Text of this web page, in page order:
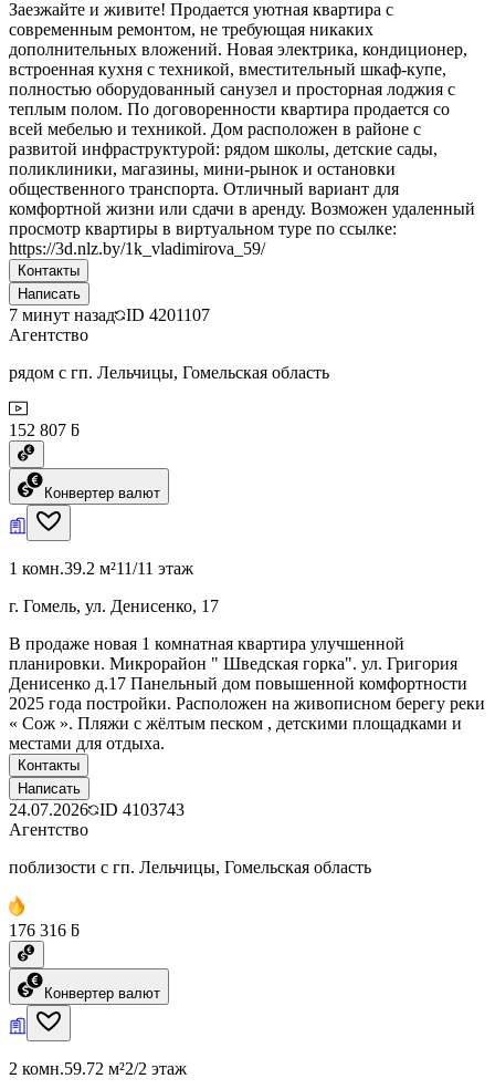
Заезжайте и живите! Продается уютная квартира с
современным ремонтом, не требующая никаких
дополнительных вложений. Новая электрика, кондиционер,
встроенная кухня с техникой, вместительный шкаф-купе,
полностью оборудованный санузел и просторная лоджия с
теплым полом. По договоренности квартира продается со
всей мебелью и техникой. Дом расположен в районе с
развитой инфраструктурой: рядом школы, детские сады,
поликлиники, магазины, мини-рынок и остановки
общественного транспорта. Отличный вариант для
комфортной жизни или сдачи в аренду. Возможен удаленный
просмотр квартиры в виртуальном туре по ссылке:
https://3d.nlz.by/1k_vladimirova_59/
Контакты
Написать
7 минут назад ID 4201107
Агентство
рядом с гп. Лельчицы, Гомельская область
152 807 ƃ
Конвертер валют
1 комн.39.2 м²11/11 этаж
г. Гомель, ул. Денисенко, 17
В продаже новая 1 комнатная квартира улучшенной
планировки. Микрорайон " Шведская горка". ул. Григория
Денисенко д.17 Панельный дом повышенной комфортности
2025 года постройки. Расположен на живописном берегу реки
« Сож ». Пляжи с жёлтым песком , детскими площадками и
местами для отдыха.
Контакты
Написать
24.07.2026 ID 4103743
Агентство
поблизости с гп. Лельчицы, Гомельская область
176 316 ƃ
Конвертер валют
2 комн.59.72 м²2/2 этаж